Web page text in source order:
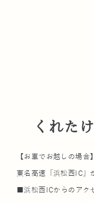
くれた
【お車でお越しの場合】
東名高速「浜松西IC」
■浜松西ICからのアク